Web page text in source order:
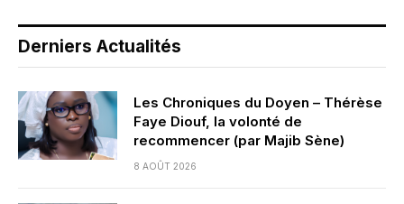
Derniers Actualités
Les Chroniques du Doyen – Thérèse
Faye Diouf, la volonté de
recommencer (par Majib Sène)
8 AOÛT 2026